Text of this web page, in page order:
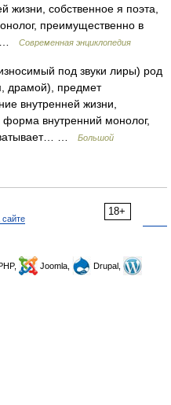
жизни, собственное я поэта,
преимущественно в
…
Современная энциклопедия
под звуки лиры) род
драмой), предмет
внутренней жизни,
форма внутренний монолог,
…
Большой
18+
Joomla,
Drupal,